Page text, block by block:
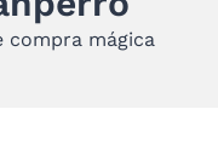
compra mágica